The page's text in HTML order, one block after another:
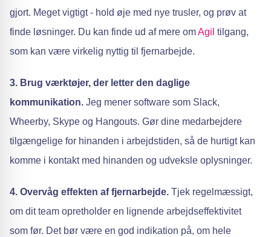
gjort. Meget vigtigt - hold øje med nye trusler, og prøv at
finde løsninger. Du kan finde ud af mere omAgil tilgang,
som kan være virkelig nyttig til fjernarbejde.
3. Brug værktøjer, der letter den daglige
kommunikation. Jeg mener software som Slack,
Wheerby, Skype og Hangouts. Gør dine medarbejdere
tilgængelige for hinanden i arbejdstiden, så de hurtigt kan
komme i kontakt med hinanden og udveksle oplysninger.
4. Overvåg effekten af fjernarbejde. Tjek regelmæssigt,
om dit team opretholder en lignende arbejdseffektivitet
som før. Det bør være en god indikation på, om hele